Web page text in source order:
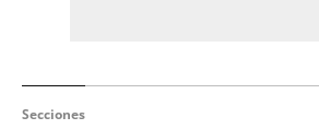
Secciones